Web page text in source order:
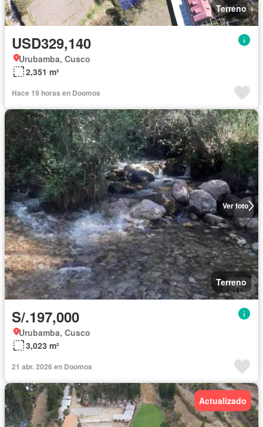
Terreno
USD329,140
Urubamba, Cusco
2,351 m²
Hace 19 horas en Doomos
Ver foto
Terreno
S/.197,000
Urubamba, Cusco
3,023 m²
21 abr. 2026 en Doomos
Actualizado